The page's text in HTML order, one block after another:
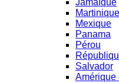
Jamaïque
Martinique
Mexique
Panama
Pérou
Salvador
Amérique